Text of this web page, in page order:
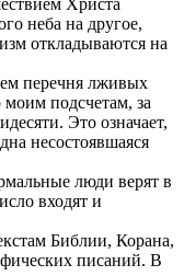
неба на другое,
откладываются на
перечня лживых
подсчетам, за
Это означает,
несостоявшаяся
люди верят в
входят и
Библии, Корана,
писаний. В